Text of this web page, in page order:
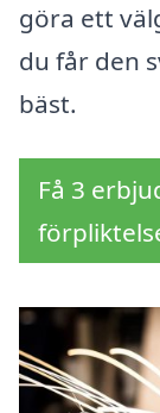
göra ett
du får den
bäst.
Få 3